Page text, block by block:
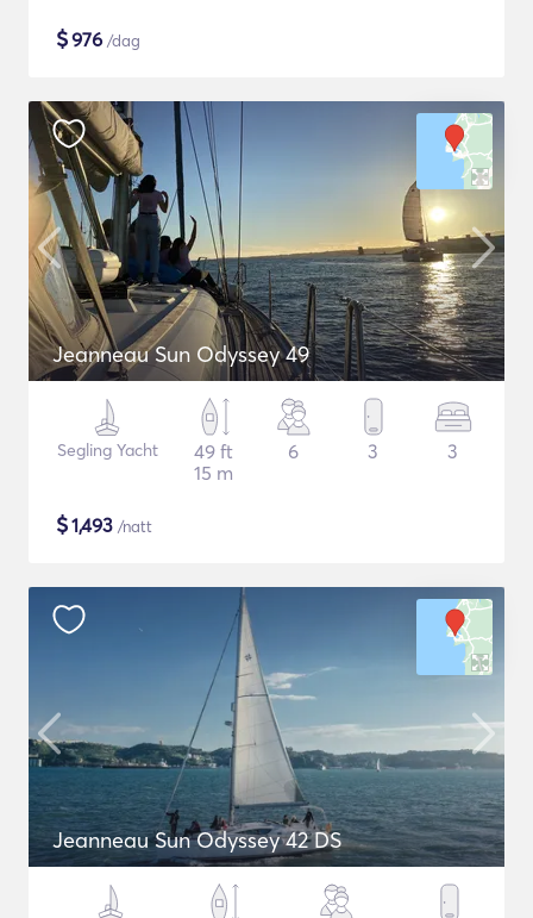
$976 /dag
Jeanneau Sun Odyssey 49
Segling Yacht
49 ft
15 m
6 3 3
$1,493 /natt
Jeanneau Sun Odyssey 42 DS